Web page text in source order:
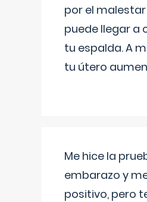
por el
puede llegar a
tu espalda. A
tu útero
Me hice la
embarazo y
positivo, pero